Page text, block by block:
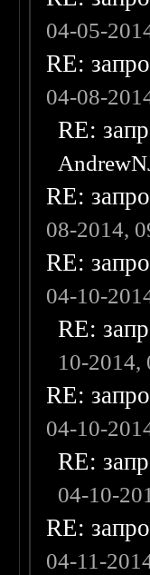
04-05-
RE:
04-08-
RE:
RE:
08-2014,
RE:
04-10-
RE:
10-2014,
RE:
04-10-
RE:
04-10-
RE:
04-11-